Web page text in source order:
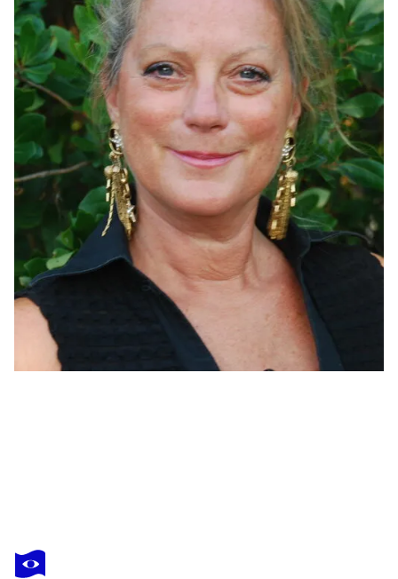
JOËLLE KEM LIKA
nymphéas 182